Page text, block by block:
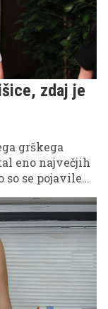
zdaj je
grškega
eno največjih
so se pojavile
so
Zdaj pa je 55-
iz zakulisja,
so zaslužne